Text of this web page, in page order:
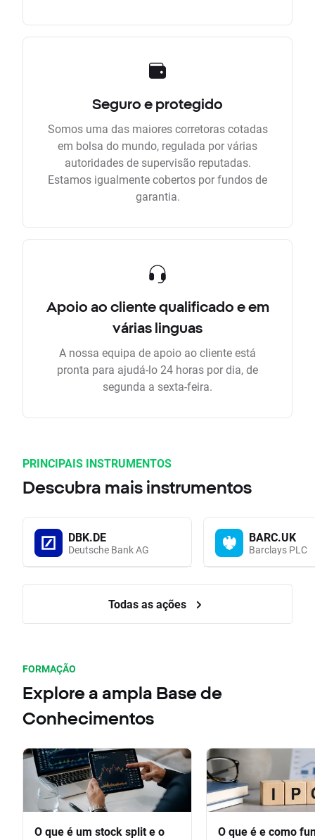
Seguro e protegido
Somos uma das maiores corretoras cotadas
em bolsa do mundo, regulada por várias
autoridades de supervisão reputadas.
Estamos igualmente cobertos por fundos de
garantia.
Apoio ao cliente qualificado e em
várias linguas
A nossa equipa de apoio ao cliente está
pronta para ajudá-lo 24 horas por dia, de
segunda a sexta-feira.
PRINCIPAIS INSTRUMENTOS
Descubra mais instrumentos
DBK.DE
Deutsche Bank AG
BARC.UK
Barclays PLC
Todas as ações
FORMAÇÃO
Explore a ampla Base de
Conhecimentos
O que é um stock split e o
O que é e como